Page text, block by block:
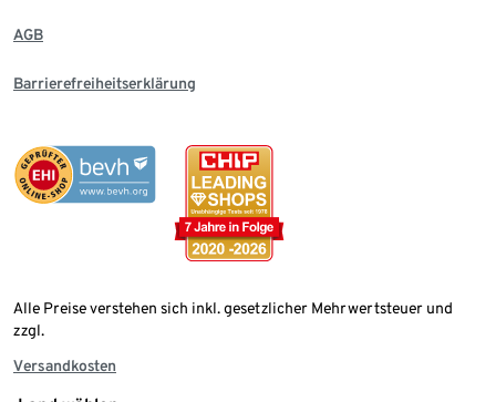
AGB
Barrierefreiheitserklärung
Alle Preise verstehen sich inkl. gesetzlicher Mehrwertsteuer und
zzgl.
Versandkosten